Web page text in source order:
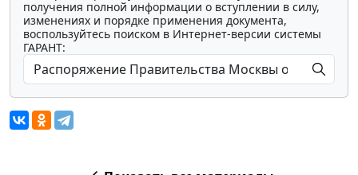
получения полной информации о вступлении в силу,
изменениях и порядке применения документа,
воспользуйтесь поиском в Интернет-версии системы
ГАРАНТ: